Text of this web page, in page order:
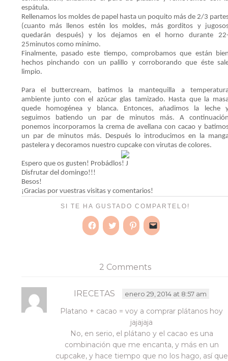
espátula.
Rellenamos los moldes de papel hasta un poquito más de 2/3
(cuanto más llenos estén los moldes, más gorditos y
quedarán después) y los dejamos en el horno durante
25minutos como mínimo.
Finalmente, pasado este tiempo, comprobamos que están
hechos pinchando con un palillo y corroborando que éste
limpio.
Para el buttercream, batimos la mantequilla a
ambiente junto con el azúcar glas tamizado. Hasta que la
quede homogénea y blanca. Entonces, añadimos la leche
seguimos batiendo un par de minutos más. A
ponemos incorporamos la crema de avellana con cacao y
un par de minutos más. Después lo introducimos en la
pastelera y decoramos nuestro cupcake con virutas de colores.
Espero que os gusten! Probádlos! J
Disfrutar del domingo!!!
Besos!
¡Gracias por vuestras visitas y comentarios!
SI TE HA GUSTADO COMPARTELO!
Haz
Facebook
(Se
una
ventana
Haz
Twitter
(Se
una
ventana
Haz
Pinterest
(Se
una
ventana
Haz
a
un
(Se
abre
en
una
ventana
nueva)
2 Comments
IRECETAS enero 29, 2014 at 8:57 am
Platano + cacao = voy a comprar plátanos hoy
jajajaja
No, en serio, el plátano y el cacao es una
combinación que me encanta, y más en un
cupcake, y hace tiempo que no los hago, así que